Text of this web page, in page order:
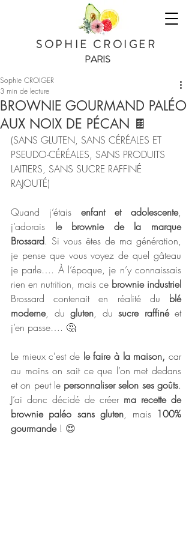
SOPHIE CROIGER
PARIS
BROWNIE GOURMAND PALÉO
AUX NOIX DE PÉCAN 🍫
Sophie CROIGER
3 min de lecture
(SANS GLUTEN, SANS CÉRÉALES ET
PSEUDO-CÉRÉALES, SANS PRODUITS
LAITIERS, SANS SUCRE RAFFINÉ
RAJOUTÉ)
Quand j’étais enfant et adolescente,
j’adorais le brownie de la marque
Brossard. Si vous êtes de ma génération,
je pense que vous voyez de quel gâteau
je parle…. À l’époque, je n’y connaissais
rien en nutrition, mais ce
Brossard contenait en réalité du blé
moderne, du gluten, du sucre raffiné et
j’en passe…. 🤔
Le mieux c'est de le faire à la maison, car
au moins on sait ce que l’on met dedans
et on peut le personnaliser selon ses goûts.
J’ai donc décidé de créer ma recette de
brownie paléo sans gluten, mais 100%
gourmande ! 😍